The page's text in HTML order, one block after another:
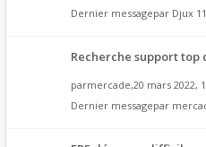
Dernier messagepar Djux
Recherche support top
parmercade,20 mars 2022,
Dernier messagepar